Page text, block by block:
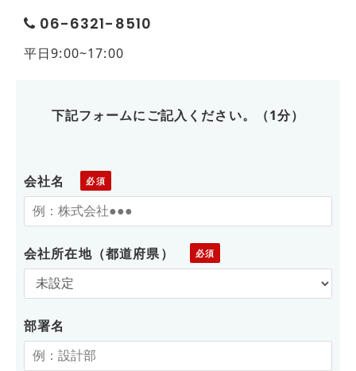
06-6321-8510
平日9:00~17:00
下記フォームにご記入ください。（1分）
会社名
会社所在地（都道府県）
部署名